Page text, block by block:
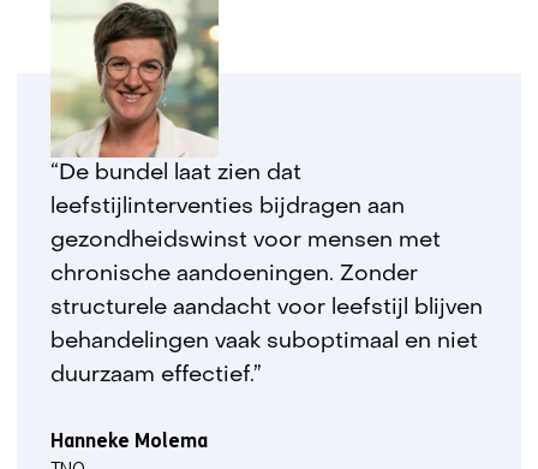
“De bundel laat zien dat
leefstijlinterventies bijdragen aan
gezondheidswinst voor mensen met
chronische aandoeningen. Zonder
structurele aandacht voor leefstijl blijven
behandelingen vaak suboptimaal en niet
duurzaam effectief.”
Hanneke Molema